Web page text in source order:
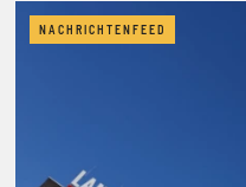
NACHRICHTENFEED